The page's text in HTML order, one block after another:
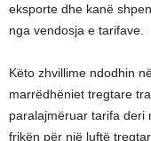
eksporte dhe kanë
nga vendosja e tarifave.
Këto zhvillime ndodhin
marrëdhëniet tregtare
paralajmëruar tarifa deri
frikën për një luftë